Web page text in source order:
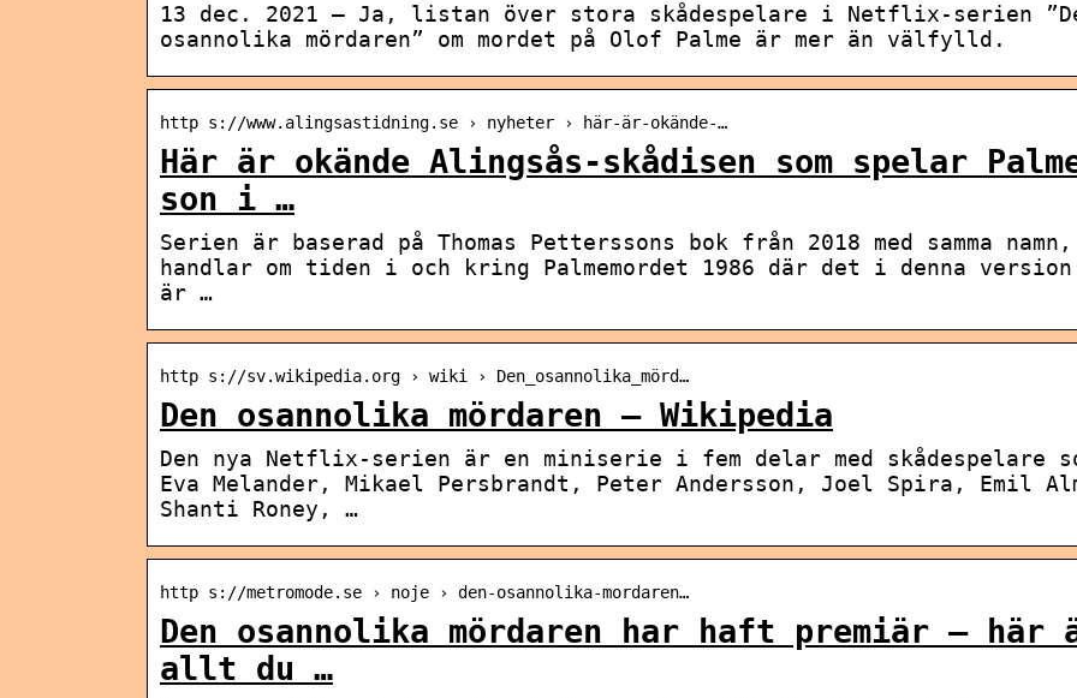
13 dec. 2021 — Ja, listan över stora skådespelare i Netflix-serien
osannolika mördaren” om mordet på Olof Palme är mer än välfylld.
http s://www.alingsastidning.se › nyheter › här-är-okände-…
Här är okände Alingsås-skådisen som spelar
son i …
Serien är baserad på Thomas Petterssons bok från 2018 med samma namn,
handlar om tiden i och kring Palmemordet 1986 där det i denna version
är …
http s://sv.wikipedia.org › wiki › Den_osannolika_mörd…
Den osannolika mördaren – Wikipedia
Den nya Netflix-serien är en miniserie i fem delar med skådespelare
Eva Melander, Mikael Persbrandt, Peter Andersson, Joel Spira, Emil
Shanti Roney, …
http s://metromode.se › noje › den-osannolika-mordaren…
Den osannolika mördaren har haft premiär – här
allt du …